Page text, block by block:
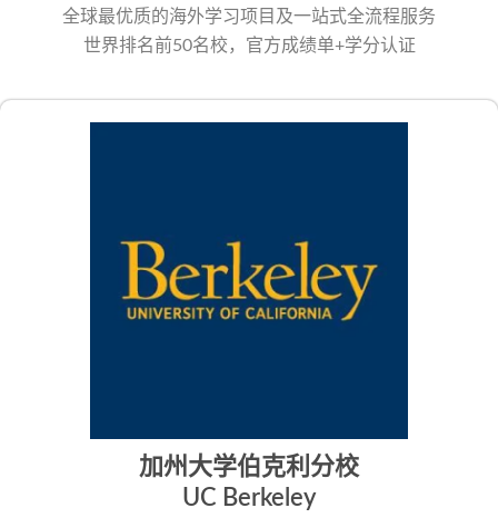
全球最优质的海外学习项目及一站式全流程服务
世界排名前50名校，官方成绩单+学分认证
加州大学伯克利分校
UC Berkeley